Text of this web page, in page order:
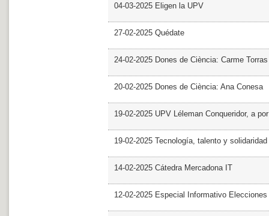
04-03-2025 Eligen la UPV
27-02-2025 Quédate
24-02-2025 Dones de Ciència: Carme Torras
20-02-2025 Dones de Ciència: Ana Conesa
19-02-2025 UPV Léleman Conqueridor, a
19-02-2025 Tecnología, talento y
14-02-2025 Cátedra Mercadona IT
12-02-2025 Especial Informativo Elecciones